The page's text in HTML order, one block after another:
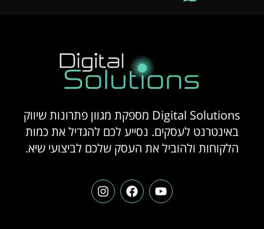
Digital Solutions מספקת מגוון פתרונות שיווק
באינטרנט לעסקים. נסייע לכם להגדיל את כמות
הלקוחות ולהוביל את העסק שלכם לביצועי שיא.